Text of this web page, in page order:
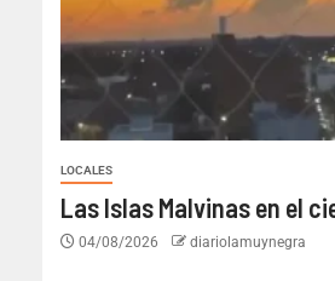
LOCALES
Las Islas Malvinas en el
04/08/2026 diariolamuynegra